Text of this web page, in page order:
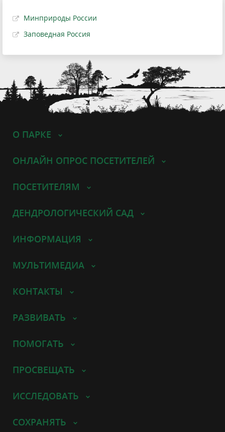
Минприроды России
Заповедная Россия
О ПАРКЕ
ОНЛАЙН ОПРОС ПОСЕТИТЕЛЕЙ
ПОСЕТИТЕЛЯМ
ДЕНДРОЛОГИЧЕСКИЙ САД
ИНФОРМАЦИЯ
МУЛЬТИМЕДИА
КОНТАКТЫ
РАЗВИВАТЬ
ПОМОГАТЬ
ПРОСВЕЩАТЬ
ИССЛЕДОВАТЬ
СОХРАНЯТЬ